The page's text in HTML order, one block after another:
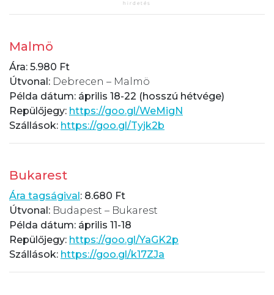
Malmö
Ára: 5.980 Ft
Útvonal: Debrecen – Malmö
Példa dátum: április 18-22 (hosszú hétvége)
Repülőjegy: https://goo.gl/WeMigN
Szállások: https://goo.gl/Tyjk2b
Bukarest
Ára tagságival: 8.680 Ft
Útvonal: Budapest – Bukarest
Példa dátum: április 11-18
Repülőjegy: https://goo.gl/YaGK2p
Szállások: https://goo.gl/k17ZJa